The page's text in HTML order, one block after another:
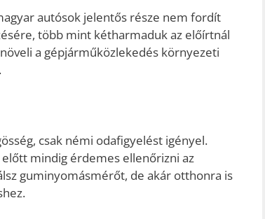
autósok jelentős része nem fordít
több mint kétharmaduk az előírtnál
a gépjárműközlekedés környezeti
csak némi odafigyelést igényel.
előtt mindig érdemes ellenőrizni az
guminyomásmérőt, de akár otthonra is